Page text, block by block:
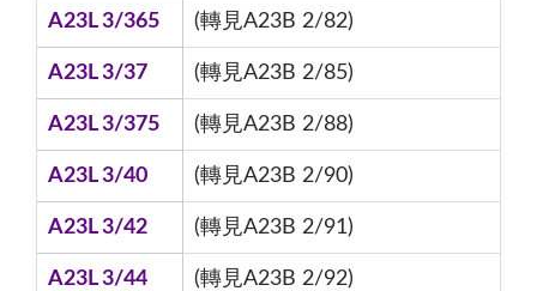
A23L 3/365 (轉見A23B 2/82)
A23L 3/37 (轉見A23B 2/85)
A23L 3/375 (轉見A23B 2/88)
A23L 3/40 (轉見A23B 2/90)
A23L 3/42 (轉見A23B 2/91)
A23L 3/44 (轉見A23B 2/92)